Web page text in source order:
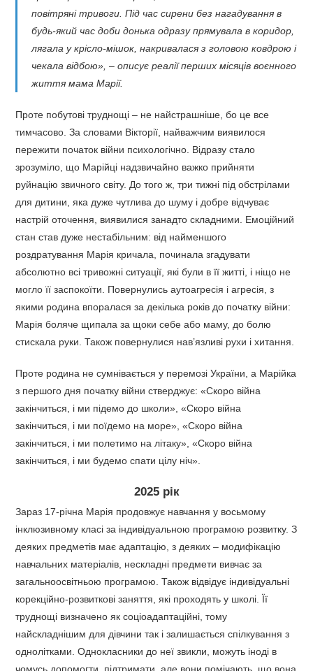
повітряні тривоги. Під час сирени без нагадування в
будь-який час доби донька одразу прямувала в коридор,
лягала у крісло-мішок, накривалася з головою ковдрою і
чекала відбою», – описує реалії перших місяців воєнного
життя мама Марії.
Проте побутові труднощі – не найстрашніше, бо це все
тимчасово. За словами Вікторії, найважчим виявилося
пережити початок війни психологічно. Відразу стало
зрозуміло, що Марійці надзвичайно важко прийняти
руйнацію звичного світу. До того ж, три тижні під обстрілами
для дитини, яка дуже чутлива до шуму і добре відчуває
настрій оточення, виявилися занадто складними. Емоційний
стан став дуже нестабільним: від найменшого
роздратування Марія кричала, починала згадувати
абсолютно всі тривожні ситуації, які були в її житті, і ніщо не
могло її заспокоїти. Повернулись аутоагресія і агресія, з
якими родина впоралася за декілька років до початку війни:
Марія боляче щипала за щоки себе або маму, до болю
стискала руки. Також повернулися нав’язливі рухи і хитання.
Проте родина не сумнівається у перемозі України, а Марійка
з першого дня початку війни стверджує: «Скоро війна
закінчиться, і ми підемо до школи», «Скоро війна
закінчиться, і ми поїдемо на море», «Скоро війна
закінчиться, і ми полетимо на літаку», «Скоро війна
закінчиться, і ми будемо спати цілу ніч».
2025 рік
Зараз 17-річна Марія продовжує навчання у восьмому
інклюзивному класі за індивідуальною програмою розвитку. З
деяких предметів має адаптацію, з деяких – модифікацію
навчальних матеріалів, нескладні предмети вивчає за
загальноосвітньою програмою. Також відвідує індивідуальні
корекційно-розвиткові заняття, які проходять у школі. Її
труднощі визначено як соціоадаптаційні, тому
найскладнішим для дівчини так і залишається спілкування з
однолітками. Однокласники до неї звикли, можуть іноді в